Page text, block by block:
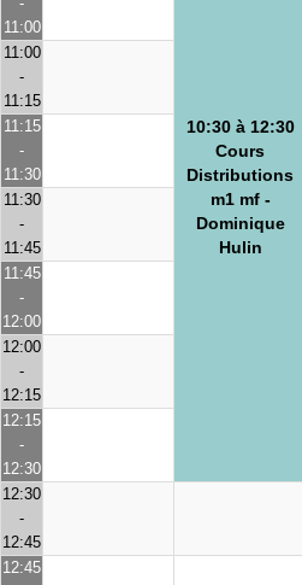
10:30 à 12:30
Cours
Distributions
m1 mf -
Dominique
Hulin
11:00
11:00
-
11:15
11:15
-
11:30
11:30
-
11:45
11:45
-
12:00
12:00
-
12:15
12:15
-
12:30
12:30
-
12:45
12:45